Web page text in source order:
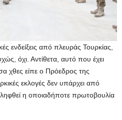
ενδείξεις από πλευράς Τουρκίας,
όχι. Αντίθετα, αυτό που έχει
χθες είπε ο Πρόεδρος της
εκλογές δεν υπάρχει από
η οποιαδήποτε πρωτοβουλία